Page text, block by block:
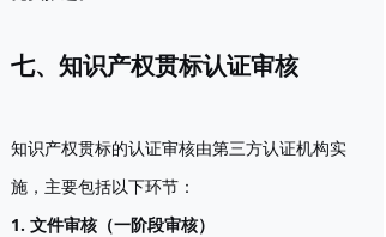
七、知识产权贯标认证审核
知识产权贯标的认证审核由第三方认证机构实
施，主要包括以下环节：
1. 文件审核（一阶段审核）